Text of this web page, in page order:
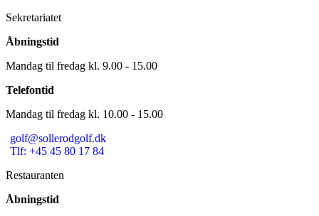
Sekretariatet
Åbningstid
Mandag til fredag kl. 9.00 - 15.00
Telefontid
Mandag til fredag kl. 10.00 - 15.00
golf@sollerodgolf.dk
Tlf: +45 45 80 17 84
Restauranten
Åbningstid